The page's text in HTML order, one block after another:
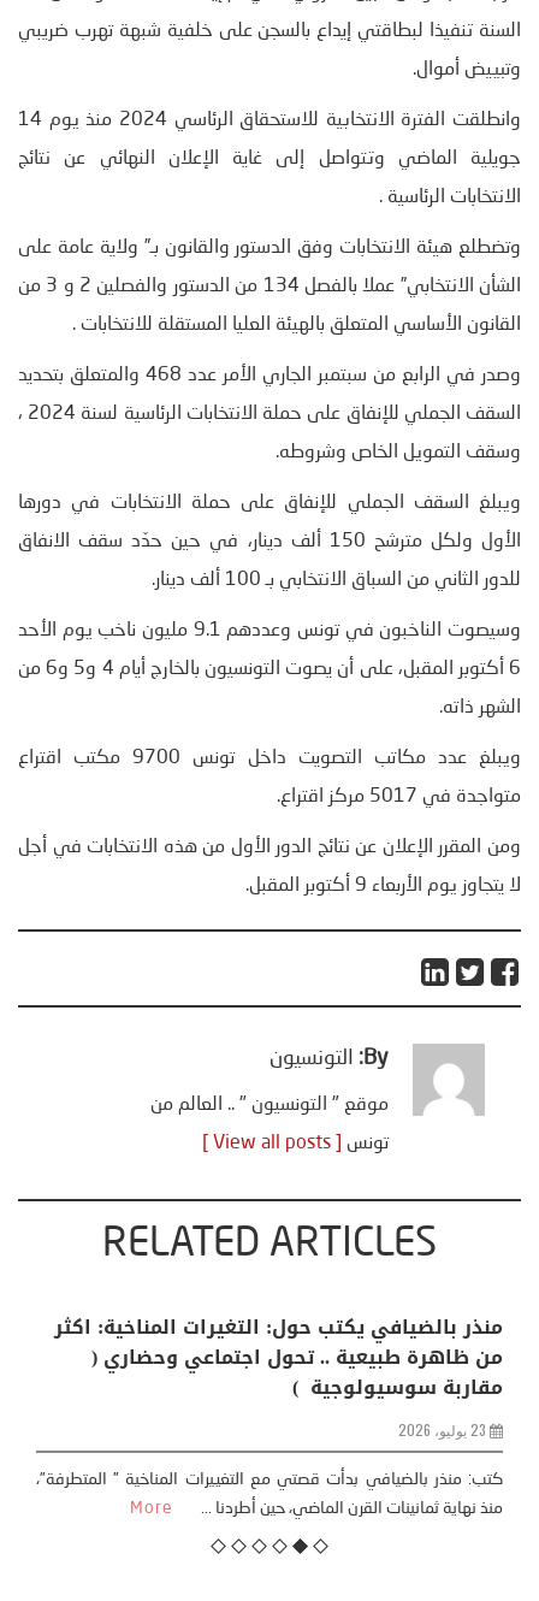
السنة تنفيذا لبطاقتي إيداع بالسجن على خلفية شبهة تهرب ضريبي
وتبييض أموال.
وانطلقت الفترة الانتخابية للاستحقاق الرئاسي 2024 منذ يوم 14
جويلية الماضي وتتواصل إلى غاية الإعلان النهائي عن نتائج
الانتخابات الرئاسية .
وتضطلع هيئة الانتخابات وفق الدستور والقانون بـ” ولاية عامة على
الشأن الانتخابي” عملا بالفصل 134 من الدستور والفصلين 2 و 3 من
القانون الأساسي المتعلق بالهيئة العليا المستقلة للانتخابات .
وصدر في الرابع من سبتمبر الجاري الأمر عدد 468 والمتعلق بتحديد
السقف الجملي للإنفاق على حملة الانتخابات الرئاسية لسنة 2024 ،
وسقف التمويل الخاص وشروطه.
ويبلغ السقف الجملي للإنفاق على حملة الانتخابات في دورها
الأول ولكل مترشح 150 ألف دينار، في حين حدّد سقف الانفاق
للدور الثاني من السباق الانتخابي بـ 100 ألف دينار.
وسيصوت الناخبون في تونس وعددهم 9.1 مليون ناخب يوم الأحد
6 أكتوبر المقبل، على أن يصوت التونسيون بالخارج أيام 4 و5 و6 من
الشهر ذاته.
ويبلغ عدد مكاتب التصويت داخل تونس 9700 مكتب اقتراع
متواجدة في 5017 مركز اقتراع.
ومن المقرر الإعلان عن نتائج الدور الأول من هذه الانتخابات في أجل
لا يتجاوز يوم الأربعاء 9 أكتوبر المقبل.
By: التونسيون
موقع " التونسيون " .. العالم من
تونس
RELATED ARTICLES
منذر بالضيافي يكتب حول: التغيرات المناخية: اكثر
من ظاهرة طبيعية .. تحول اجتماعي وحضاري (
مقاربة سوسيولوجية )
23 يوليو، 2026
كتب: منذر بالضيافي بدأت قصتي مع التغييرات المناخية ” المتطرفة”،
منذ نهاية ثمانينات القرن الماضي، حين أطردنا ...
More